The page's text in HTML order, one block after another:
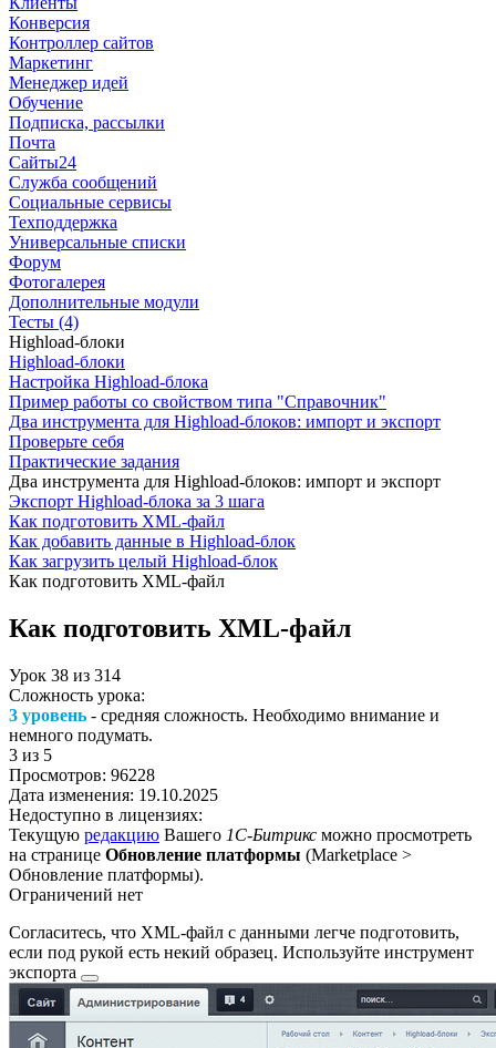
Конверсия
Контроллер сайтов
Маркетинг
Менеджер идей
Обучение
Подписка, рассылки
Почта
Сайты24
Служба сообщений
Социальные сервисы
Техподдержка
Универсальные списки
Форум
Фотогалерея
Дополнительные модули
Тесты (4)
Highload-блоки
Highload-блоки
Настройка Highload-блока
Пример работы со свойством типа "Справочник"
Два инструмента для Highload-блоков: импорт и экспорт
Проверьте себя
Практические задания
Два инструмента для Highload-блоков: импорт и экспорт
Экспорт Highload-блока за 3 шага
Как подготовить XML-файл
Как добавить данные в Highload-блок
Как загрузить целый Highload-блок
Как подготовить XML-файл
Как подготовить XML-файл
Урок 38 из 314
Сложность урока:
3 уровень - средняя сложность. Необходимо внимание и
немного подумать.
3 из 5
Просмотров: 96228
Дата изменения: 19.10.2025
Недоступно в лицензиях:
Текущую редакцию Вашего 1С-Битрикс можно просмотреть
на странице Обновление платформы (Marketplace >
Обновление платформы).
Ограничений нет
Согласитесь, что XML-файл с данными легче подготовить,
если под рукой есть некий образец. Используйте инструмент
экспорта